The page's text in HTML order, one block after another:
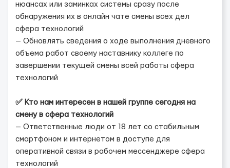
нюансах или заминках системы сразу после
обнаружения их в онлайн чате смены всех дел
сфера технологий
— Обновлять сведения о ходе выполнения дневного
объема работ своему наставнику коллеге по
завершении текущей смены всей работы сфера
технологий
✅ Кто нам интересен в нашей группе сегодня на
смену в сфера технологий
— Ответственные люди от 18 лет со стабильным
смартфоном и интернетом в доступе для
оперативной связи в рабочем мессенджере сфера
технологий